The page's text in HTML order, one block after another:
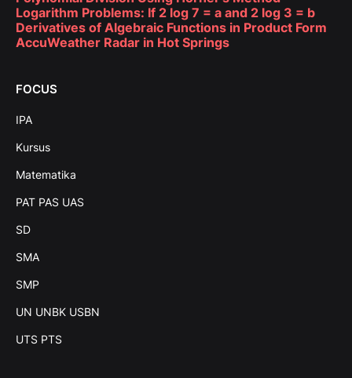
Logarithm Problems: If 2 log 7 = a and 2 log 3 = b
Derivatives of Algebraic Functions in Product Form
AccuWeather Radar in Hot Springs
FOCUS
IPA
Kursus
Matematika
PAT PAS UAS
SD
SMA
SMP
UN UNBK USBN
UTS PTS